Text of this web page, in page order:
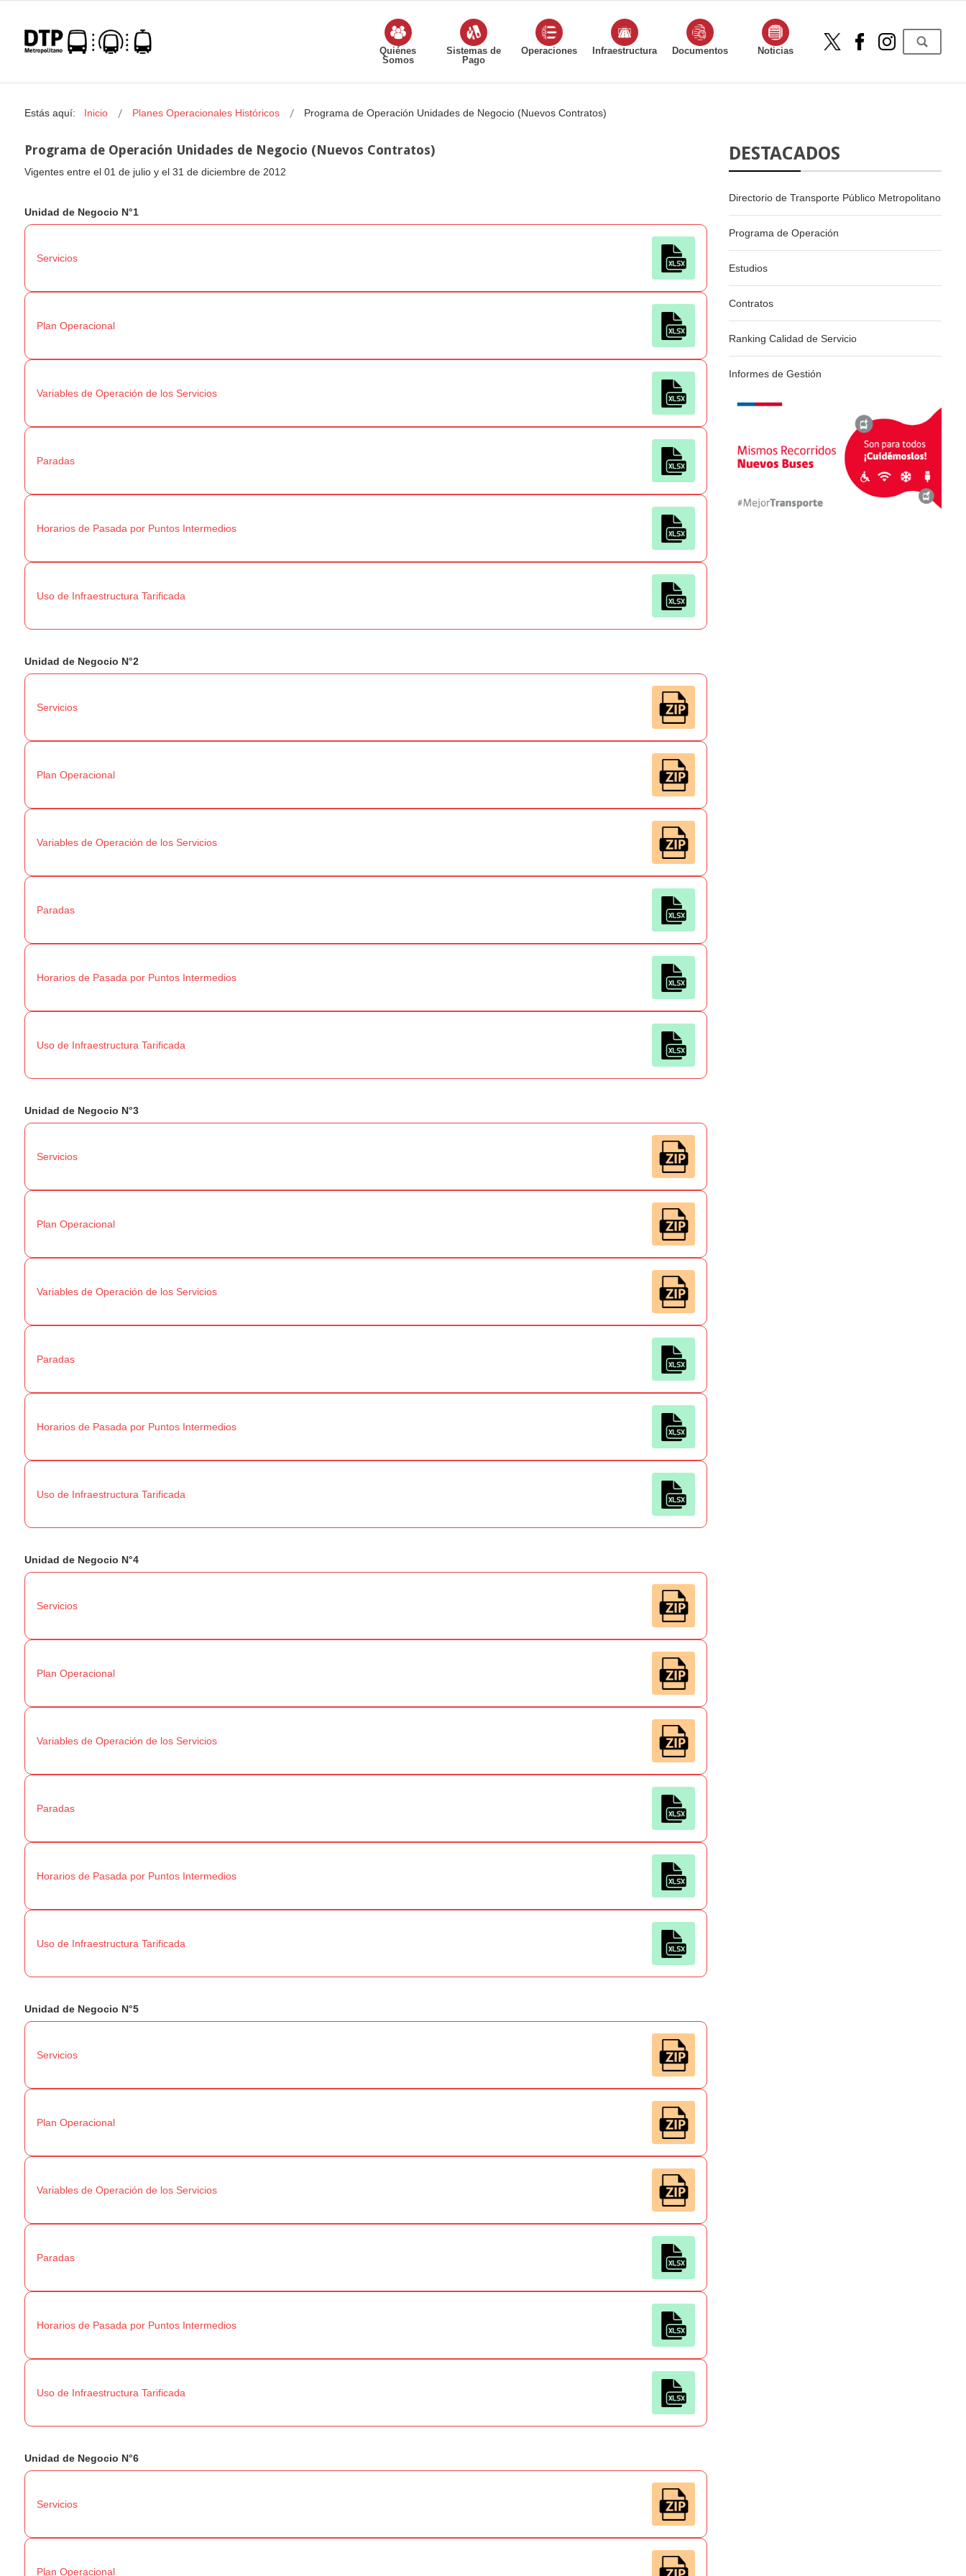
Quiénes
Somos
Sistemas de
Pago
Operaciones Infraestructura Documentos Noticias
Estás aquí: Inicio Planes Operacionales Históricos Programa de Operación Unidades de Negocio (Nuevos Contratos)
Programa de Operación Unidades de Negocio (Nuevos Contratos)
Vigentes entre el 01 de julio y el 31 de diciembre de 2012
Unidad de Negocio N°1
Servicios
Plan Operacional
Variables de Operación de los Servicios
Paradas
Horarios de Pasada por Puntos Intermedios
Uso de Infraestructura Tarificada
Unidad de Negocio N°2
Servicios
Plan Operacional
Variables de Operación de los Servicios
Paradas
Horarios de Pasada por Puntos Intermedios
Uso de Infraestructura Tarificada
Unidad de Negocio N°3
Servicios
Plan Operacional
Variables de Operación de los Servicios
Paradas
Horarios de Pasada por Puntos Intermedios
Uso de Infraestructura Tarificada
Unidad de Negocio N°4
Servicios
Plan Operacional
Variables de Operación de los Servicios
Paradas
Horarios de Pasada por Puntos Intermedios
Uso de Infraestructura Tarificada
Unidad de Negocio N°5
Servicios
Plan Operacional
Variables de Operación de los Servicios
Paradas
Horarios de Pasada por Puntos Intermedios
Uso de Infraestructura Tarificada
Unidad de Negocio N°6
Servicios
Plan Operacional
DESTACADOS
Directorio de Transporte Público Metropolitano
Programa de Operación
Estudios
Contratos
Ranking Calidad de Servicio
Informes de Gestión